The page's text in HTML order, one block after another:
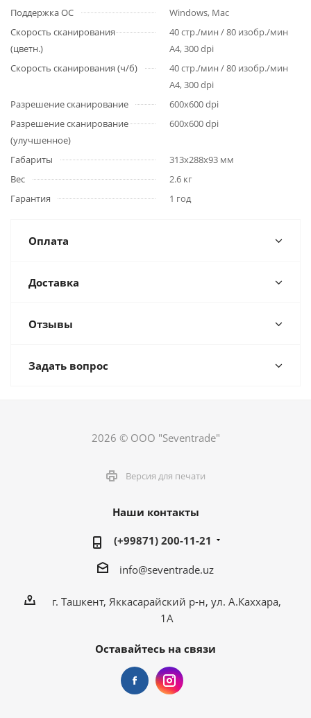
Поддержка ОС
Windows, Mac
Скорость сканирования
(цветн.)
40 стр./мин / 80 изобр./мин
А4, 300 dpi
Скорость сканирования (ч/б)
40 стр./мин / 80 изобр./мин
А4, 300 dpi
Разрешение сканирование
600x600 dpi
Разрешение сканирование
(улучшенное)
600x600 dpi
Габариты
313x288x93 мм
Вес
2.6 кг
Гарантия
1 год
Оплата
Доставка
Отзывы
Задать вопрос
2026 © ООО "Seventrade"
Версия для печати
Наши контакты
(+99871) 200-11-21
info@seventrade.uz
г. Ташкент, Яккасарайский р-н, ул. А.Каххара,
1А
Оставайтесь на связи